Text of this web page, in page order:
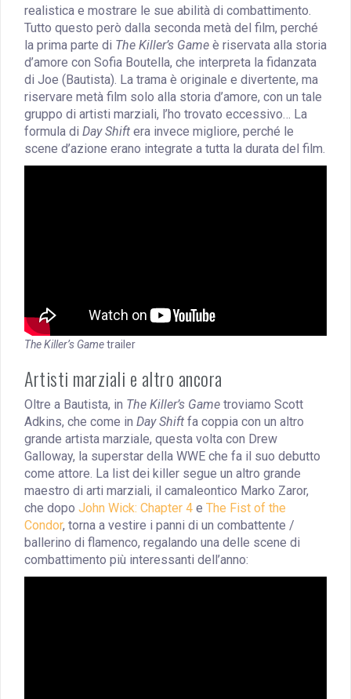
realistica e mostrare le sue abilità di combattimento.
Tutto questo però dalla seconda metà del film, perché
la prima parte di The Killer’s Game è riservata alla storia
d’amore con Sofia Boutella, che interpreta la fidanzata
di Joe (Bautista). La trama è originale e divertente, ma
riservare metà film solo alla storia d’amore, con un tale
gruppo di artisti marziali, l’ho trovato eccessivo… La
formula di Day Shift era invece migliore, perché le
scene d’azione erano integrate a tutta la durata del film.
The Killer’s Gametrailer
Artisti marziali e altro ancora
Oltre a Bautista, in The Killer’s Game troviamo Scott
Adkins, che come in Day Shift fa coppia con un altro
grande artista marziale, questa volta con Drew
Galloway, la superstar della WWE che fa il suo debutto
come attore. La list dei killer segue un altro grande
maestro di arti marziali, il camaleontico Marko Zaror,
che dopo John Wick: Chapter 4 e The Fist of the
Condor, torna a vestire i panni di un combattente /
ballerino di flamenco, regalando una delle scene di
combattimento più interessanti dell’anno: